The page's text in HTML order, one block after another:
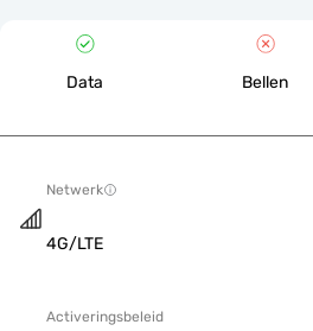
Data Bellen
Netwerk
4G/LTE
Activeringsbeleid